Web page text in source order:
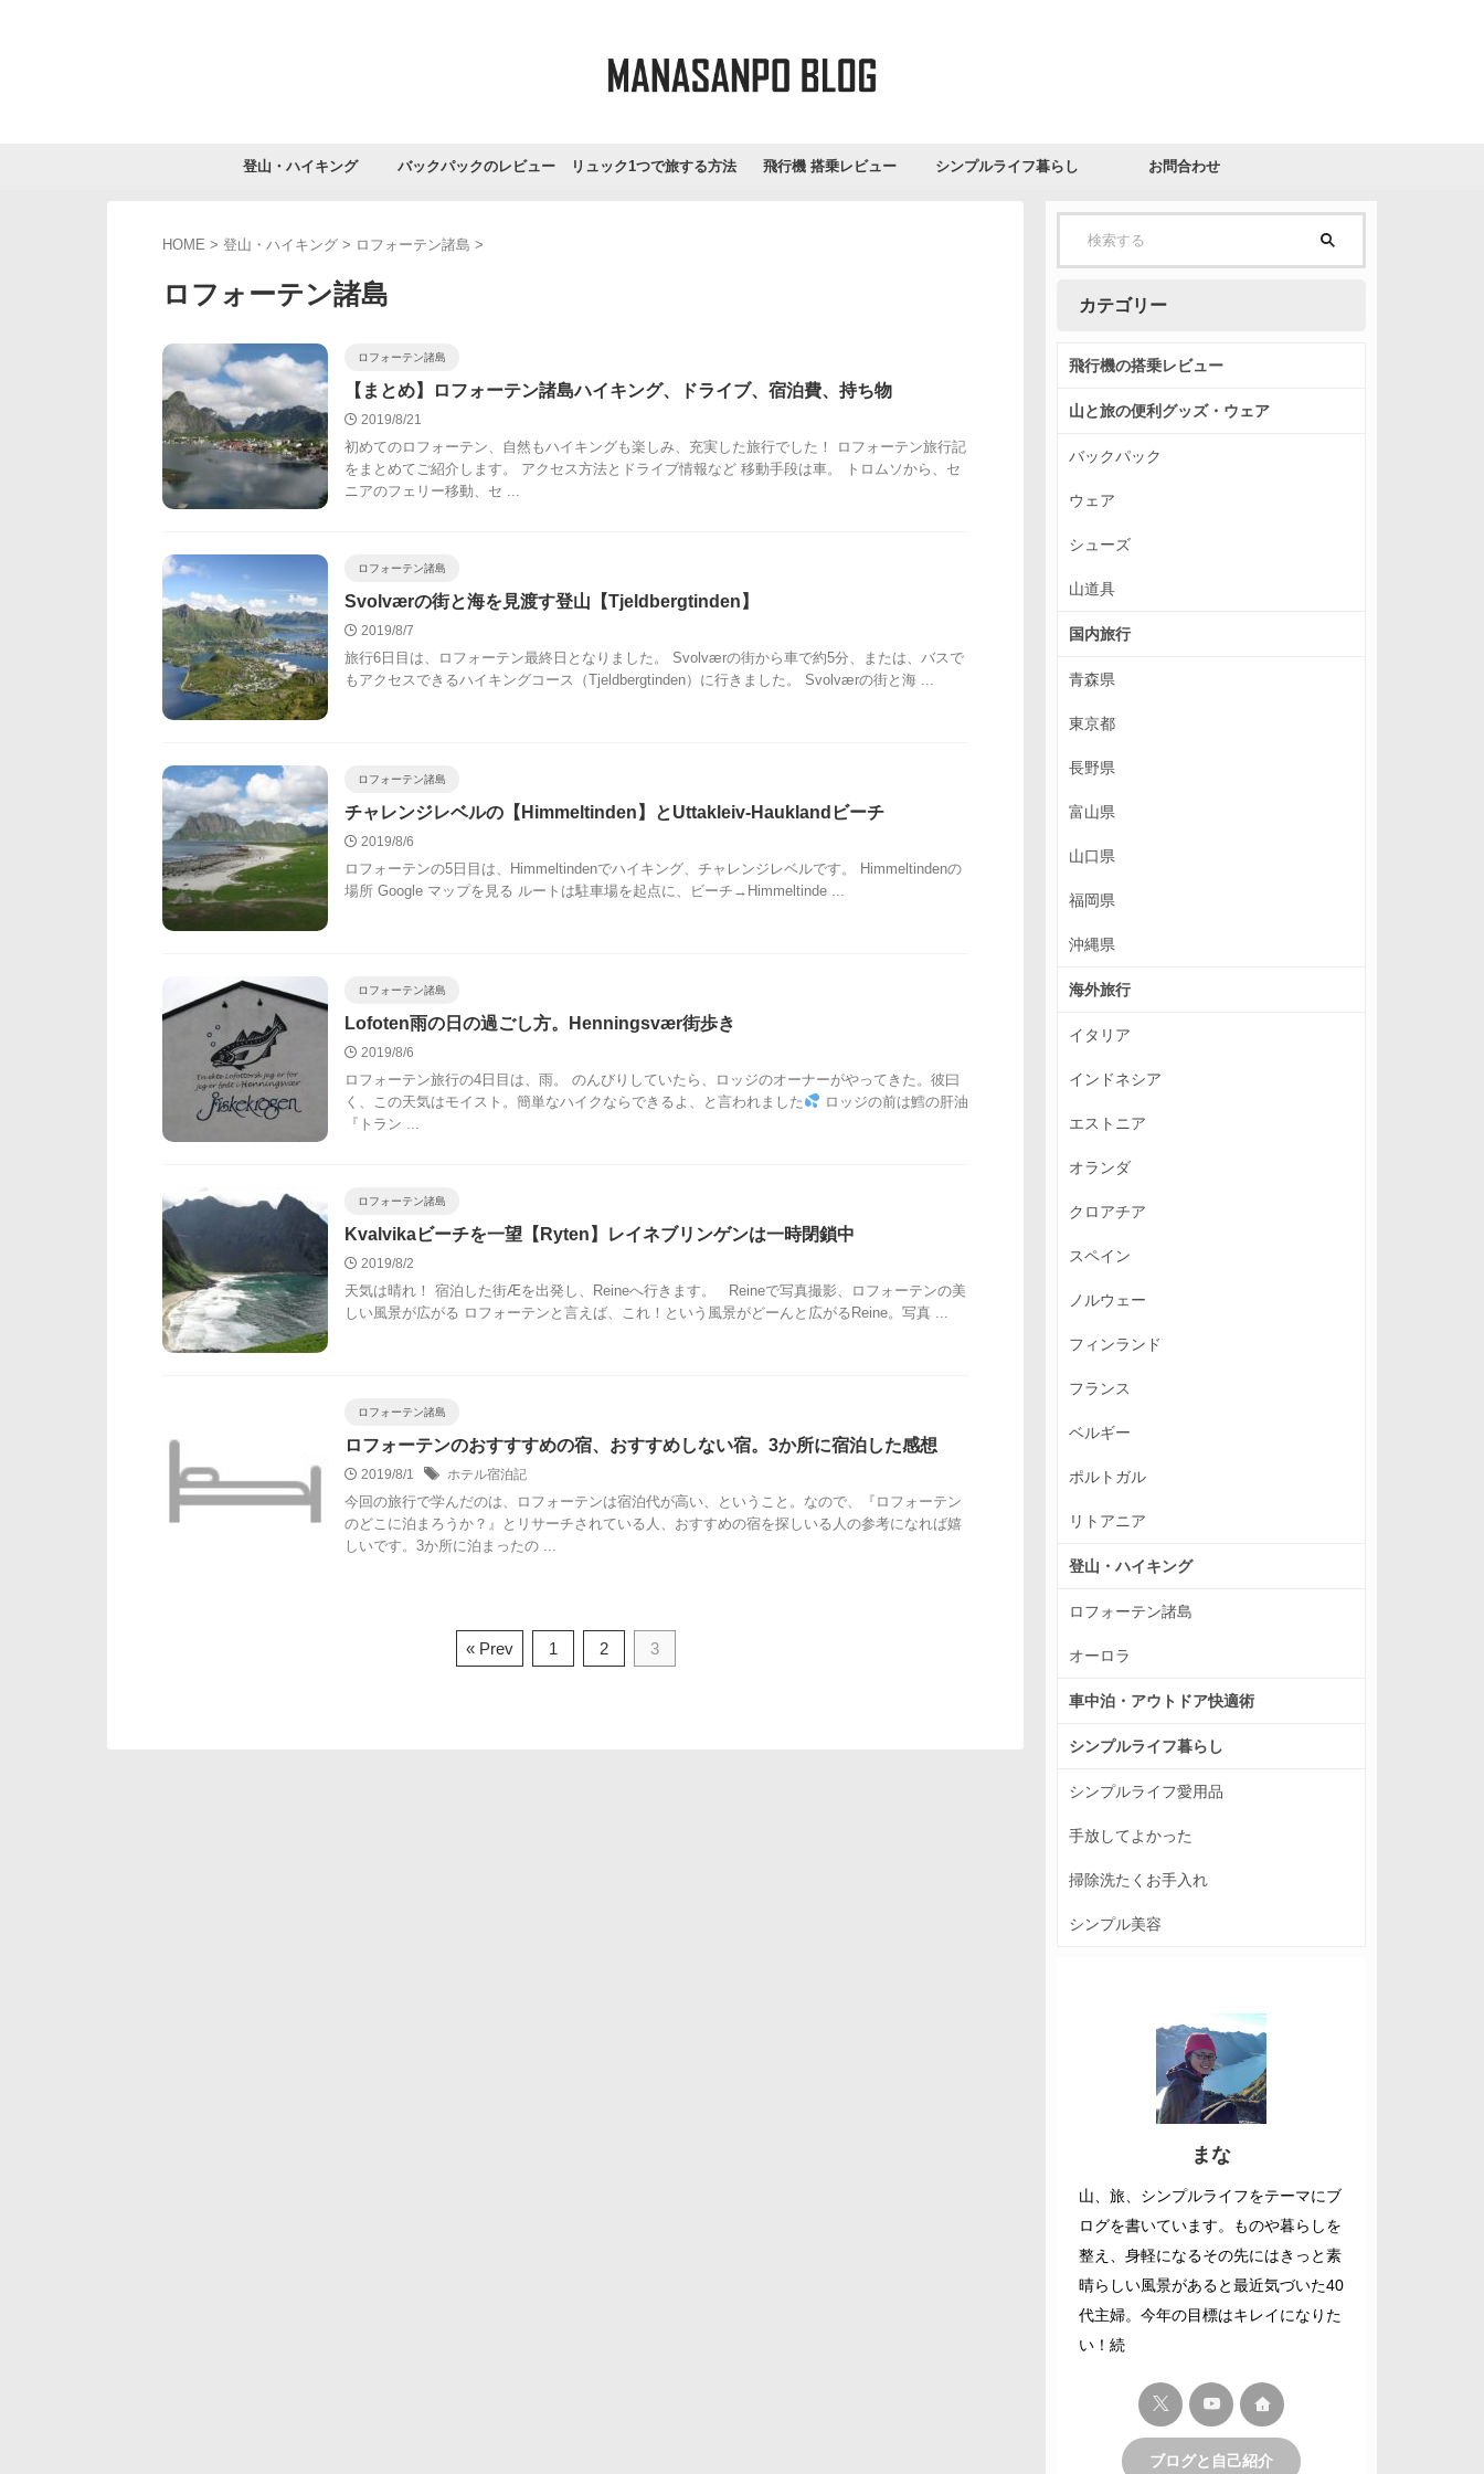
登山・ハイキング バックパックのレビュー リュック1つで旅する方法 飛行機 搭乗レビュー シンプルライフ暮らし お問合わせ
HOME > 登山・ハイキング > ロフォーテン諸島 >
ロフォーテン諸島
ロフォーテン諸島
【まとめ】ロフォーテン諸島ハイキング、ドライブ、宿泊費、持ち物
2019/8/21
初めてのロフォーテン、自然もハイキングも楽しみ、充実した旅行でした！ ロフォーテン旅行記
をまとめてご紹介します。 アクセス方法とドライブ情報など 移動手段は車。 トロムソから、セ
ニアのフェリー移動、セ ...
ロフォーテン諸島
Svolværの街と海を見渡す登山【Tjeldbergtinden】
2019/8/7
旅行6日目は、ロフォーテン最終日となりました。 Svolværの街から車で約5分、または、バスで
もアクセスできるハイキングコース（Tjeldbergtinden）に行きました。 Svolværの街と海 ...
ロフォーテン諸島
チャレンジレベルの【Himmeltinden】とUttakleiv-Hauklandビーチ
2019/8/6
ロフォーテンの5日目は、Himmeltindenでハイキング、チャレンジレベルです。 Himmeltindenの
場所 Google マップを見る ルートは駐車場を起点に、ビーチ→Himmeltinde ...
ロフォーテン諸島
Lofoten雨の日の過ごし方。Henningsvær街歩き
2019/8/6
ロフォーテン旅行の4日目は、雨。 のんびりしていたら、ロッジのオーナーがやってきた。彼曰
く、この天気はモイスト。簡単なハイクならできるよ、と言われました
ロッジの前は鱈の肝油
『トラン ...
ロフォーテン諸島
Kvalvikaビーチを一望【Ryten】レイネブリンゲンは一時閉鎖中
2019/8/2
天気は晴れ！ 宿泊した街Æを出発し、Reineへ行きます。 Reineで写真撮影、ロフォーテンの美
しい風景が広がる ロフォーテンと言えば、これ！という風景がどーんと広がるReine。写真 ...
ロフォーテン諸島
ロフォーテンのおすすすめの宿、おすすめしない宿。3か所に宿泊した感想
2019/8/1 ホテル宿泊記
今回の旅行で学んだのは、ロフォーテンは宿泊代が高い、ということ。なので、『ロフォーテン
のどこに泊まろうか？』とリサーチされている人、おすすめの宿を探しいる人の参考になれば嬉
しいです。3か所に泊まったの ...
« Prev 1 2 3
カテゴリー
飛行機の搭乗レビュー
山と旅の便利グッズ・ウェア
バックパック
ウェア
シューズ
山道具
国内旅行
青森県
東京都
長野県
富山県
山口県
福岡県
沖縄県
海外旅行
イタリア
インドネシア
エストニア
オランダ
クロアチア
スペイン
ノルウェー
フィンランド
フランス
ベルギー
ポルトガル
リトアニア
登山・ハイキング
ロフォーテン諸島
オーロラ
車中泊・アウトドア快適術
シンプルライフ暮らし
シンプルライフ愛用品
手放してよかった
掃除洗たくお手入れ
シンプル美容
まな
山、旅、シンプルライフをテーマにブ
ログを書いています。ものや暮らしを
整え、身軽になるその先にはきっと素
晴らしい風景があると最近気づいた40
代主婦。今年の目標はキレイになりた
い！続
ブログと自己紹介